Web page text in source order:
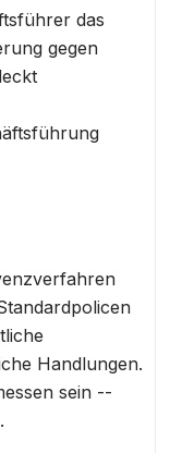
das
gegen
Handlungen.
sein --